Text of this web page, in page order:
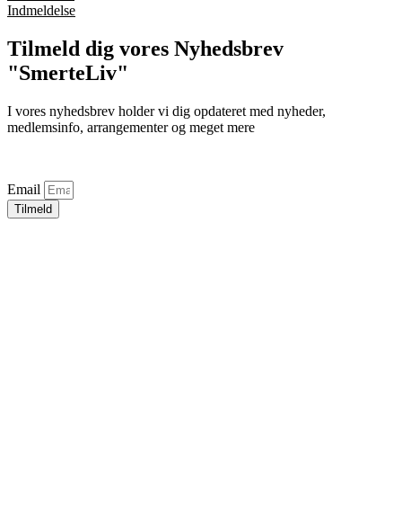
Indmeldelse
Tilmeld dig vores Nyhedsbrev
"SmerteLiv"
I vores nyhedsbrev holder vi dig opdateret med nyheder,
medlemsinfo, arrangementer og meget mere
Email
Tilmeld